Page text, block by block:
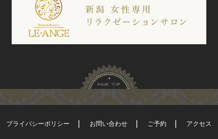
プライバシーポリシー お問い合わせ ご予約 アクセス